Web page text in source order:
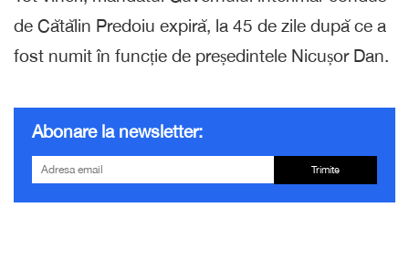
de Cătălin Predoiu expiră, la 45 de zile după ce a
fost numit în funcție de președintele Nicușor Dan.
Abonare la newsletter:
Trimite